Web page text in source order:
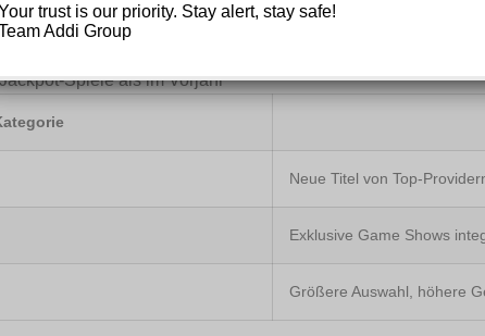
neuester Automaten
Sektion mit Game Shows und VIP-Tischen
Spiele als im Vorjahr
Neue Titel von Top-
Exklusive Game Shows
Größere Auswahl, höhere
trust is our priority. Stay alert, stay safe!
Addi Group